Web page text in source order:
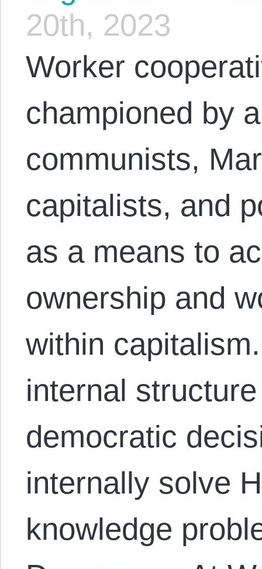
20th, 2023
Worker
championed by
communists,
capitalists, and
as a means to
ownership and
within
internal
democratic
internally solve
knowledge